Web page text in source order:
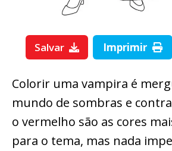
Salvar Imprimir
Colorir uma vampira é
mundo de sombras e
o vermelho são as cores
para o tema, mas nada